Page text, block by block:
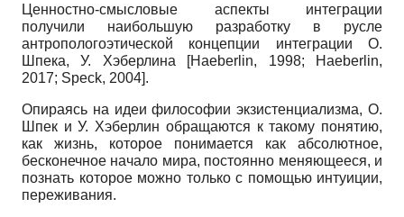
Ценностно-смысловые аспекты интеграции
получили наибольшую разработку в русле
антрополого­этической концепции интеграции О.
Шпека, У. Хэберлина
[Haeberlin, 1998;
Haeberlin,
2017; Speck, 2004].
Опираясь на идеи философии экзистенциализма, О.
Шпек и У. Хэберлин обращаются к такому понятию,
как жизнь, которое понимается как абсолютное,
бесконечное начало мира, постоянно меняющееся, и
познать которое можно только с помощью интуиции,
переживания.